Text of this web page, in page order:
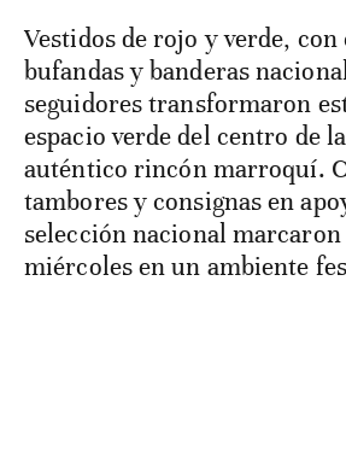
Vestidos de rojo y verde, con
bufandas y banderas
seguidores transformaron
espacio verde del centro de
auténtico rincón marroquí.
tambores y consignas en
selección nacional
miércoles en un ambiente